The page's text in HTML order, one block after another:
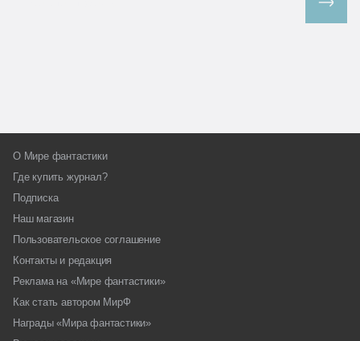
О Мире фантастики
Где купить журнал?
Подписка
Наш магазин
Пользовательское соглашение
Контакты и редакция
Реклама на «Мире фантастики»
Как стать автором МирФ
Награды «Мира фантастики»